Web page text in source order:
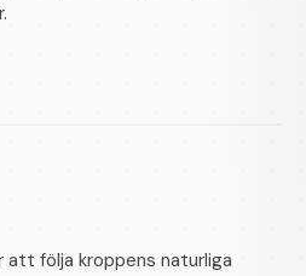
att följa kroppens naturliga